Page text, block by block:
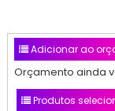
Adicionar ao
Orçamento ainda
Produtos